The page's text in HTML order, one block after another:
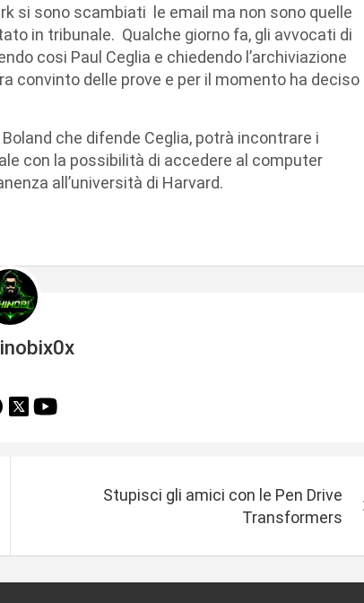
si sono scambiati le email ma non sono quelle
in tribunale. Qualche giorno fa, gli avvocati di
cosi Paul Ceglia e chiedendo l’archiviazione
convinto delle prove e per il momento ha deciso
che difende Ceglia, potrà incontrare i
con la possibilità di accedere al computer
all’università di Harvard.
Stupisci gli amici con le Pen Drive
Transformers